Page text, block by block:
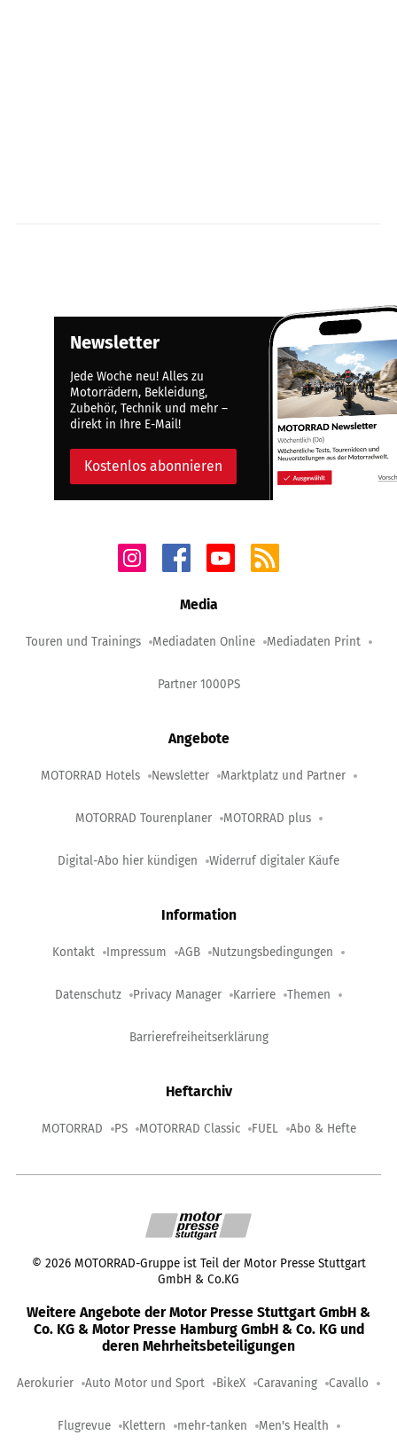
Newsletter
Jede Woche neu! Alles zu
Motorrädern, Bekleidung,
Zubehör, Technik und mehr –
direkt in Ihre E-Mail!
Kostenlos abonnieren
Media
Touren und Trainings Mediadaten Online Mediadaten Print
Partner 1000PS
Angebote
MOTORRAD Hotels Newsletter Marktplatz und Partner
MOTORRAD Tourenplaner MOTORRAD plus
Digital-Abo hier kündigen Widerruf digitaler Käufe
Information
Kontakt Impressum AGB Nutzungsbedingungen
Datenschutz Privacy Manager Karriere Themen
Barrierefreiheitserklärung
Heftarchiv
MOTORRAD PS MOTORRAD Classic FUEL Abo & Hefte
© 2026 MOTORRAD-Gruppe ist Teil der Motor Presse Stuttgart
GmbH & Co.KG
Weitere Angebote der Motor Presse Stuttgart GmbH &
Co. KG & Motor Presse Hamburg GmbH & Co. KG und
deren Mehrheitsbeteiligungen
Aerokurier Auto Motor und Sport BikeX Caravaning Cavallo
Flugrevue Klettern mehr-tanken Men's Health